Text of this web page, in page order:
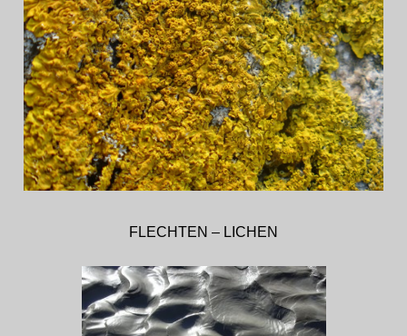
FLECHTEN – LICHEN